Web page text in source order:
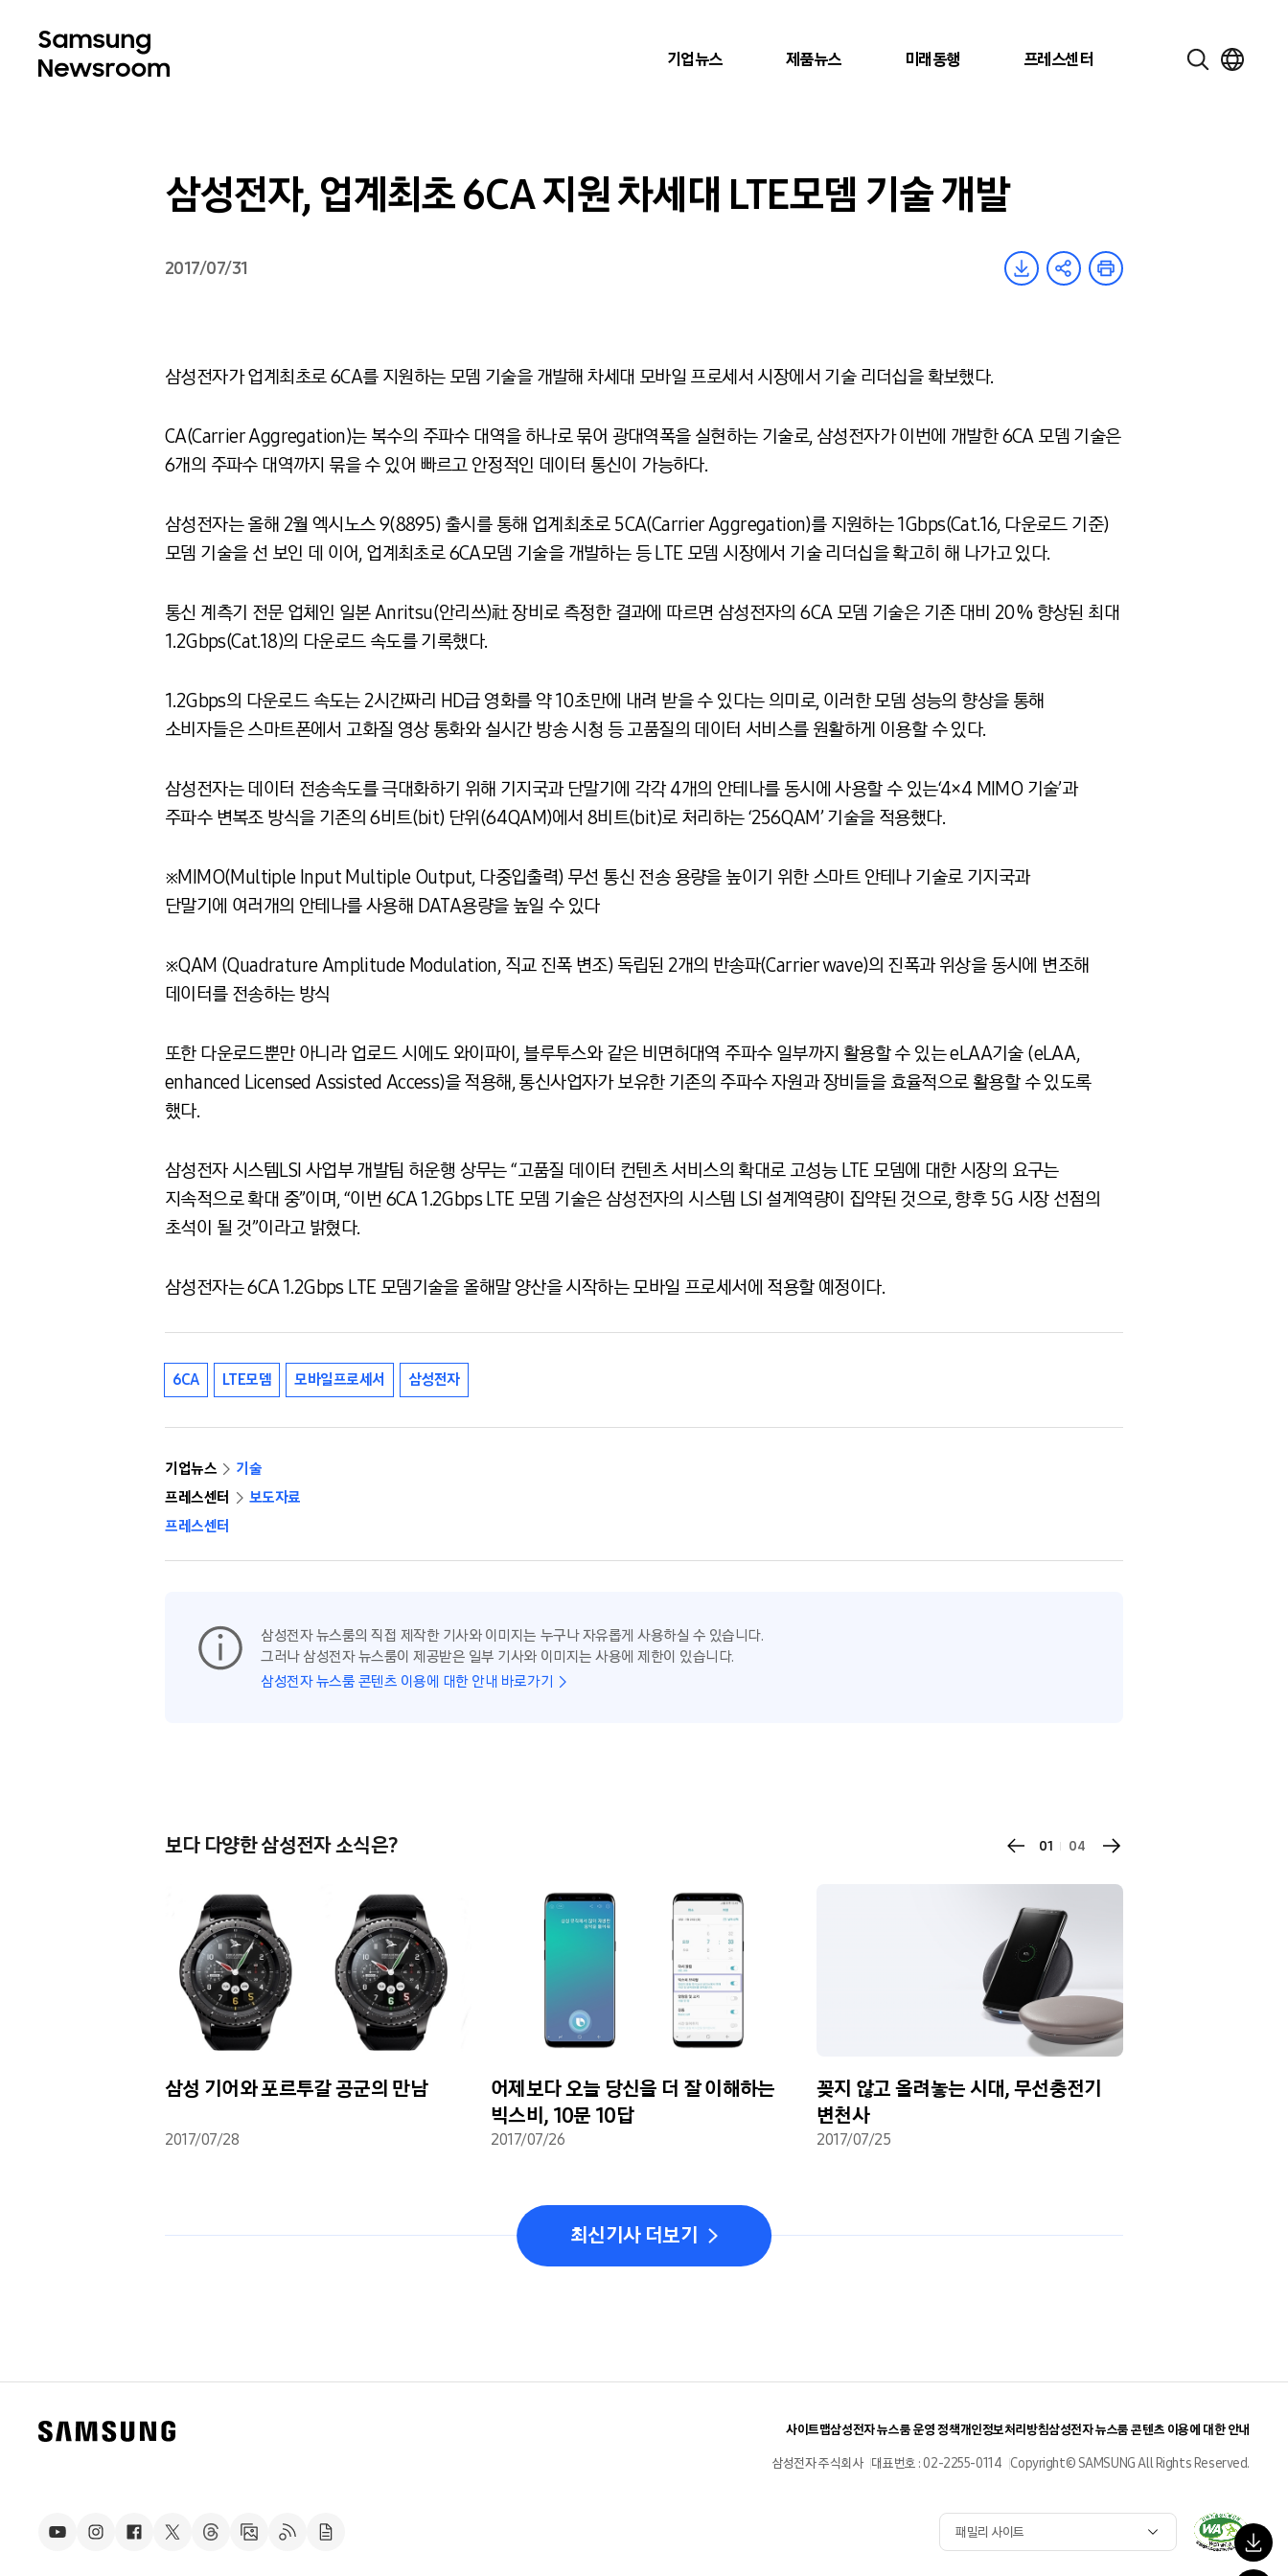
기업뉴스 제품뉴스 미래동행 프레스센터
삼성전자, 업계최초 6CA 지원 차세대 LTE모뎀 기술 개발
2017/07/31
삼성전자가 업계최초로 6CA를 지원하는 모뎀 기술을 개발해 차세대 모바일 프로세서 시장에서 기술 리더십을 확보했다.
CA(Carrier Aggregation)는 복수의 주파수 대역을 하나로 묶어 광대역폭을 실현하는 기술로, 삼성전자가 이번에 개발한 6CA 모뎀 기술은
6개의 주파수 대역까지 묶을 수 있어 빠르고 안정적인 데이터 통신이 가능하다.
삼성전자는 올해 2월 엑시노스 9(8895) 출시를 통해 업계최초로 5CA(Carrier Aggregation)를 지원하는 1Gbps(Cat.16, 다운로드 기준)
모뎀 기술을 선 보인 데 이어, 업계최초로 6CA모뎀 기술을 개발하는 등 LTE 모뎀 시장에서 기술 리더십을 확고히 해 나가고 있다.
통신 계측기 전문 업체인 일본 Anritsu(안리쓰)社 장비로 측정한 결과에 따르면 삼성전자의 6CA 모뎀 기술은 기존 대비 20% 향상된 최대
1.2Gbps(Cat.18)의 다운로드 속도를 기록했다.
1.2Gbps의 다운로드 속도는 2시간짜리 HD급 영화를 약 10초만에 내려 받을 수 있다는 의미로, 이러한 모뎀 성능의 향상을 통해
소비자들은 스마트폰에서 고화질 영상 통화와 실시간 방송 시청 등 고품질의 데이터 서비스를 원활하게 이용할 수 있다.
삼성전자는 데이터 전송속도를 극대화하기 위해 기지국과 단말기에 각각 4개의 안테나를 동시에 사용할 수 있는‘4×4 MIMO 기술’과
주파수 변복조 방식을 기존의 6비트(bit) 단위(64QAM)에서 8비트(bit)로 처리하는 ‘256QAM’ 기술을 적용했다.
※MIMO(Multiple Input Multiple Output, 다중입출력) 무선 통신 전송 용량을 높이기 위한 스마트 안테나 기술로 기지국과
단말기에 여러개의 안테나를 사용해 DATA용량을 높일 수 있다
※QAM (Quadrature Amplitude Modulation, 직교 진폭 변조) 독립된 2개의 반송파(Carrier wave)의 진폭과 위상을 동시에 변조해
데이터를 전송하는 방식
또한 다운로드뿐만 아니라 업로드 시에도 와이파이, 블루투스와 같은 비면허대역 주파수 일부까지 활용할 수 있는 eLAA기술 (eLAA,
enhanced Licensed Assisted Access)을 적용해, 통신사업자가 보유한 기존의 주파수 자원과 장비들을 효율적으로 활용할 수 있도록
했다.
삼성전자 시스템LSI 사업부 개발팀 허운행 상무는 “고품질 데이터 컨텐츠 서비스의 확대로 고성능 LTE 모뎀에 대한 시장의 요구는
지속적으로 확대 중”이며, “이번 6CA 1.2Gbps LTE 모뎀 기술은 삼성전자의 시스템 LSI 설계역량이 집약된 것으로, 향후 5G 시장 선점의
초석이 될 것”이라고 밝혔다.
삼성전자는 6CA 1.2Gbps LTE 모뎀기술을 올해말 양산을 시작하는 모바일 프로세서에 적용할 예정이다.
6CA LTE모뎀 모바일프로세서 삼성전자
기업뉴스
기술
프레스센터
보도자료
프레스센터
삼성전자 뉴스룸의 직접 제작한 기사와 이미지는 누구나 자유롭게 사용하실 수 있습니다.
그러나 삼성전자 뉴스룸이 제공받은 일부 기사와 이미지는 사용에 제한이 있습니다.
삼성전자 뉴스룸 콘텐츠 이용에 대한 안내 바로가기
보다 다양한 삼성전자 소식은?
삼성 기어와 포르투갈 공군의 만남
2017/07/28
어제보다 오늘 당신을 더 잘 이해하는
빅스비, 10문 10답
2017/07/26
꽂지 않고 올려놓는 시대, 무선충전기
변천사
2017/07/25
01 04
최신기사 더보기
사이트맵삼성전자 뉴스룸 운영 정책개인정보처리방침삼성전자 뉴스룸 콘텐츠 이용에 대한 안내
삼성전자 주식회사 대표번호 : 02-2255-0114 Copyright© SAMSUNG All Rights Reserved.
패밀리 사이트